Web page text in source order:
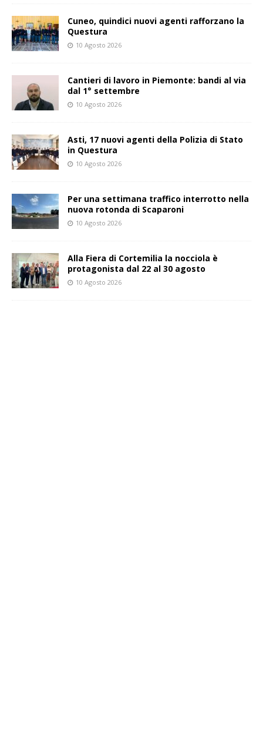
Cuneo, quindici nuovi agenti rafforzano la
Questura
10 Agosto 2026
Cantieri di lavoro in Piemonte: bandi al via
dal 1° settembre
10 Agosto 2026
Asti, 17 nuovi agenti della Polizia di Stato
in Questura
10 Agosto 2026
Per una settimana traffico interrotto nella
nuova rotonda di Scaparoni
10 Agosto 2026
Alla Fiera di Cortemilia la nocciola è
protagonista dal 22 al 30 agosto
10 Agosto 2026